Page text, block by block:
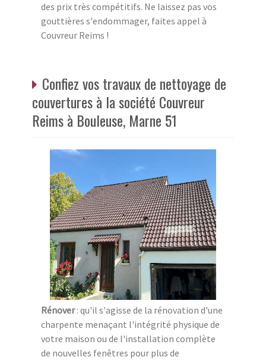
des prix très compétitifs. Ne laissez pas vos
gouttières s'endommager, faites appel à
Couvreur Reims !
Confiez vos travaux de nettoyage de
couvertures à la société Couvreur
Reims à Bouleuse, Marne 51
Rénover: qu'il s'agisse de la rénovation d'une
charpente menaçant l'intégrité physique de
votre maison ou de l'installation complète
de nouvelles fenêtres pour plus de